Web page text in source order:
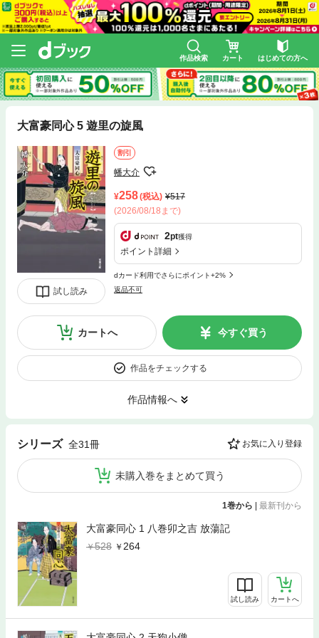
作品検索 カート はじめての方へ
大富豪同心 5 遊里の旋風
試し読み
割引
幡大介
258(税込)
517
(2026/08/18まで)
2pt獲得
ポイント詳細
dカード利用でさらにポイント+2%
返品不可
カートへ 今すぐ買う
作品をチェックする
作品情報へ
シリーズ 全31冊 お気に入り登録
未購入巻をまとめて買う
1巻から | 最新刊から
大富豪同心 1 八巻卯之吉 放蕩記
528
264
試し読み カートへ